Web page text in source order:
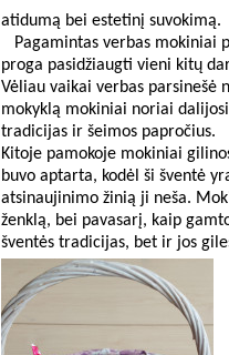
Pagamintas verbas mokiniai
proga pasidžiaugti vieni kitų
Vėliau vaikai verbas parsinešė
mokyklą mokiniai noriai
Kitoje pamokoje mokiniai
buvo aptarta, kodėl ši šventė
atsinaujinimo žinią ji neša.
ženklą, bei pavasarį, kaip